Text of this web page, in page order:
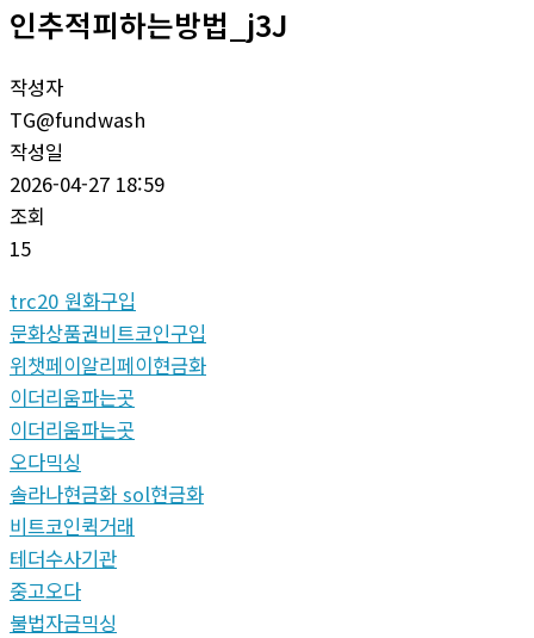
인추적피하는방법_j3J
작성자
TG@fundwash
작성일
2026-04-27 18:59
조회
15
trc20 원화구입
문화상품권비트코인구입
위챗페이알리페이현금화
이더리움파는곳
이더리움파는곳
오다믹싱
솔라나현금화 sol현금화
비트코인퀵거래
테더수사기관
중고오다
불법자금믹싱